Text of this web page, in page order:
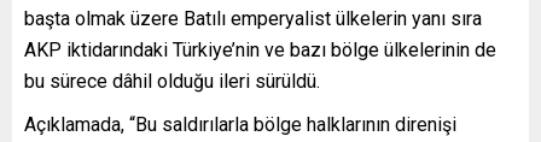
başta olmak üzere Batılı emperyalist ülkelerin yanı sıra
AKP iktidarındaki Türkiye’nin ve bazı bölge ülkelerinin de
bu sürece dâhil olduğu ileri sürüldü.
Açıklamada, “Bu saldırılarla bölge halklarının direnişi